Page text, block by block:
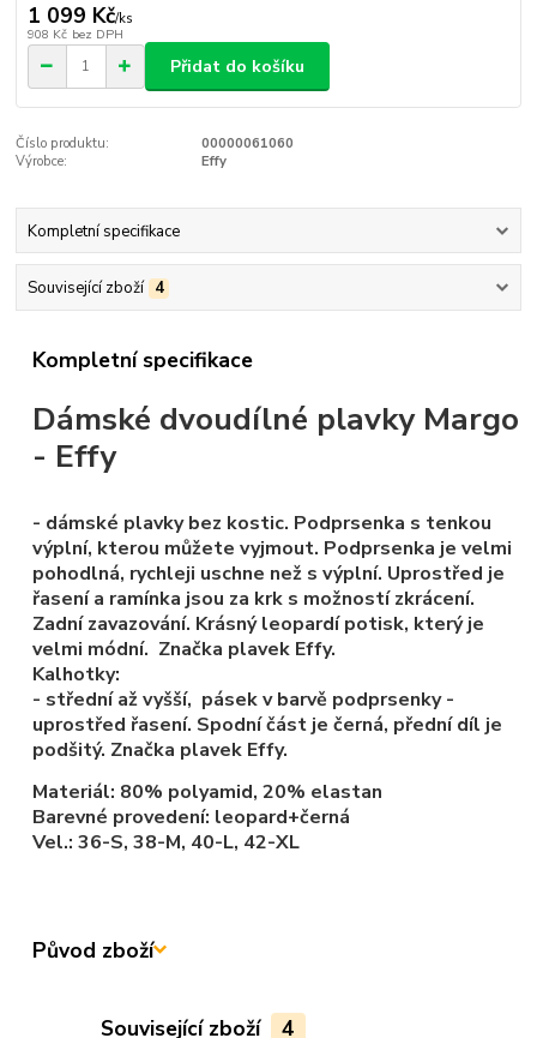
1 099 Kč/ks
908 Kč bez DPH
Přidat do košíku
Číslo produktu:
00000061060
Výrobce:
Effy
Kompletní specifikace
Související zboží 4
Kompletní specifikace
Dámské dvoudílné plavky Margo
- Effy
- dámské plavky bez kostic. Podprsenka s tenkou
výplní, kterou můžete vyjmout. Podprsenka je velmi
pohodlná, rychleji uschne než s výplní. Uprostřed je
řasení a ramínka jsou za krk s možností zkrácení.
Zadní zavazování. Krásný leopardí potisk, který je
velmi módní. Značka plavek Effy.
Kalhotky:
- střední až vyšší, pásek v barvě podprsenky -
uprostřed řasení. Spodní část je černá, přední díl je
podšitý. Značka plavek Effy.
Materiál: 80% polyamid, 20% elastan
Barevné provedení: leopard+černá
Vel.: 36-S, 38-M, 40-L, 42-XL
Původ zboží
Související zboží 4